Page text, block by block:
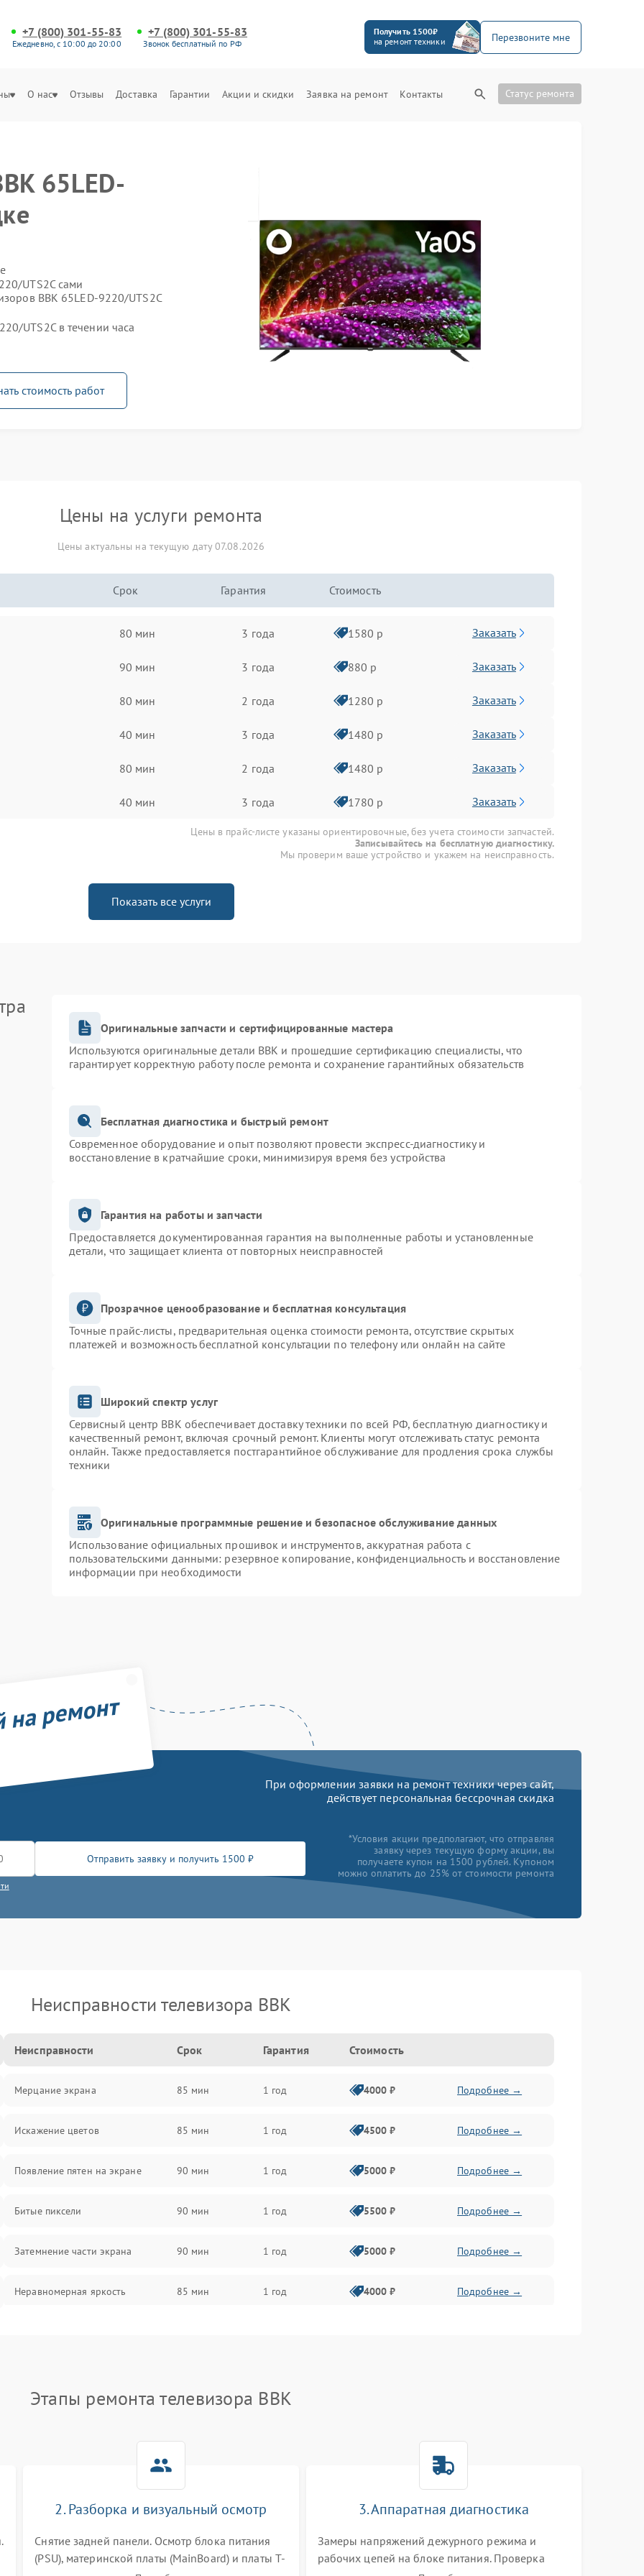
+7 (800) 301-55-83
Ежедневно, с 10:00 до 20:00
+7 (800) 301-55-83
Звонок бесплатный по РФ
Получить 1500₽
на ремонт техники
Перезвоните мне
О нас Отзывы Доставка Гарантии Акции и скидки Заявка на ремонт Контакты Статус ремонта
65LED-
UTS2C сами
BBK 65LED-9220/UTS2C
UTS2C в течении часа
стоимость работ
Цены на услуги ремонта
Цены актуальны на текущую дату 07.08.2026
Срок Гарантия Стоимость
80 мин 3 года 1580 р Заказать
90 мин 3 года 880 р Заказать
80 мин 2 года 1280 р Заказать
40 мин 3 года 1480 р Заказать
80 мин 2 года 1480 р Заказать
40 мин 3 года 1780 р Заказать
Цены в прайс-листе указаны ориентировочные, без учета стоимости запчастей.
Записывайтесь на бесплатную диагностику.
Мы проверим ваше устройство и укажем на неисправность.
Показать все услуги
Оригинальные запчасти и сертифицированные мастера
Используются оригинальные детали BBK и прошедшие сертификацию специалисты, что
гарантирует корректную работу после ремонта и сохранение гарантийных обязательств
Бесплатная диагностика и быстрый ремонт
Современное оборудование и опыт позволяют провести экспресс-диагностику и
восстановление в кратчайшие сроки, минимизируя время без устройства
Гарантия на работы и запчасти
Предоставляется документированная гарантия на выполненные работы и установленные
детали, что защищает клиента от повторных неисправностей
Прозрачное ценообразование и бесплатная консультация
Точные прайс-листы, предварительная оценка стоимости ремонта, отсутствие скрытых
платежей и возможность бесплатной консультации по телефону или онлайн на сайте
Широкий спектр услуг
Сервисный центр BBK обеспечивает доставку техники по всей РФ, бесплатную диагностику и
качественный ремонт, включая срочный ремонт. Клиенты могут отслеживать статус ремонта
онлайн. Также предоставляется постгарантийное обслуживание для продления срока службы
техники
Оригинальные программные решение и безопасное обслуживание данных
Использование официальных прошивок и инструментов, аккуратная работа с
пользовательскими данными: резервное копирование, конфиденциальность и восстановление
информации при необходимости
ремонт
При оформлении заявки на ремонт техники через сайт,
действует персональная бессрочная скидка
Отправить заявку и получить 1500 ₽
*Условия акции предполагают, что отправляя
заявку через текущую форму акции, вы
получаете купон на 1500 рублей. Купоном
можно оплатить до 25% от стоимости ремонта
Неисправности телевизора BBK
Неисправности Срок Гарантия Стоимость
Мерцание экрана 85 мин 1 год 4000 ₽ Подробнее →
Искажение цветов 85 мин 1 год 4500 ₽ Подробнее →
Появление пятен на экране 90 мин 1 год 5000 ₽ Подробнее →
Битые пиксели 90 мин 1 год 5500 ₽ Подробнее →
Затемнение части экрана 90 мин 1 год 5000 ₽ Подробнее →
Неравномерная яркость 85 мин 1 год 4000 ₽ Подробнее →
Этапы ремонта телевизора BBK
2. Разборка и визуальный осмотр
Снятие задней панели. Осмотр блока питания
(PSU), материнской платы (MainBoard) и платы T-
3. Аппаратная диагностика
Замеры напряжений дежурного режима и
рабочих цепей на блоке питания. Проверка